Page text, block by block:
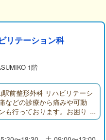
リテーション科
1階
前整形外科 リハビリテーシ
などの診療から痛みや可動
も行っております。お困り
談ください。